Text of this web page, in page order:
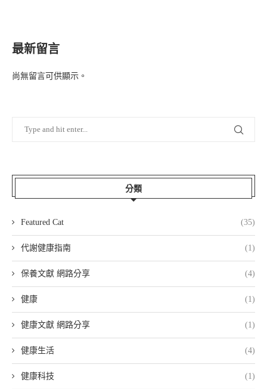
最新留言
尚無留言可供顯示。
分類
Featured Cat (35)
代謝健康指南 (1)
保養文獻 網路分享 (4)
健康 (1)
健康文獻 網路分享 (1)
健康生活 (4)
健康科技 (1)